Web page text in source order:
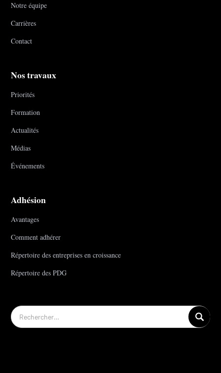
Notre équipe
Carrières
Contact
Nos travaux
Priorités
Formation
Actualités
Médias
Événements
Adhésion
Avantages
Comment adhérer
Répertoire des entreprises en croissance
Répertoire des PDG